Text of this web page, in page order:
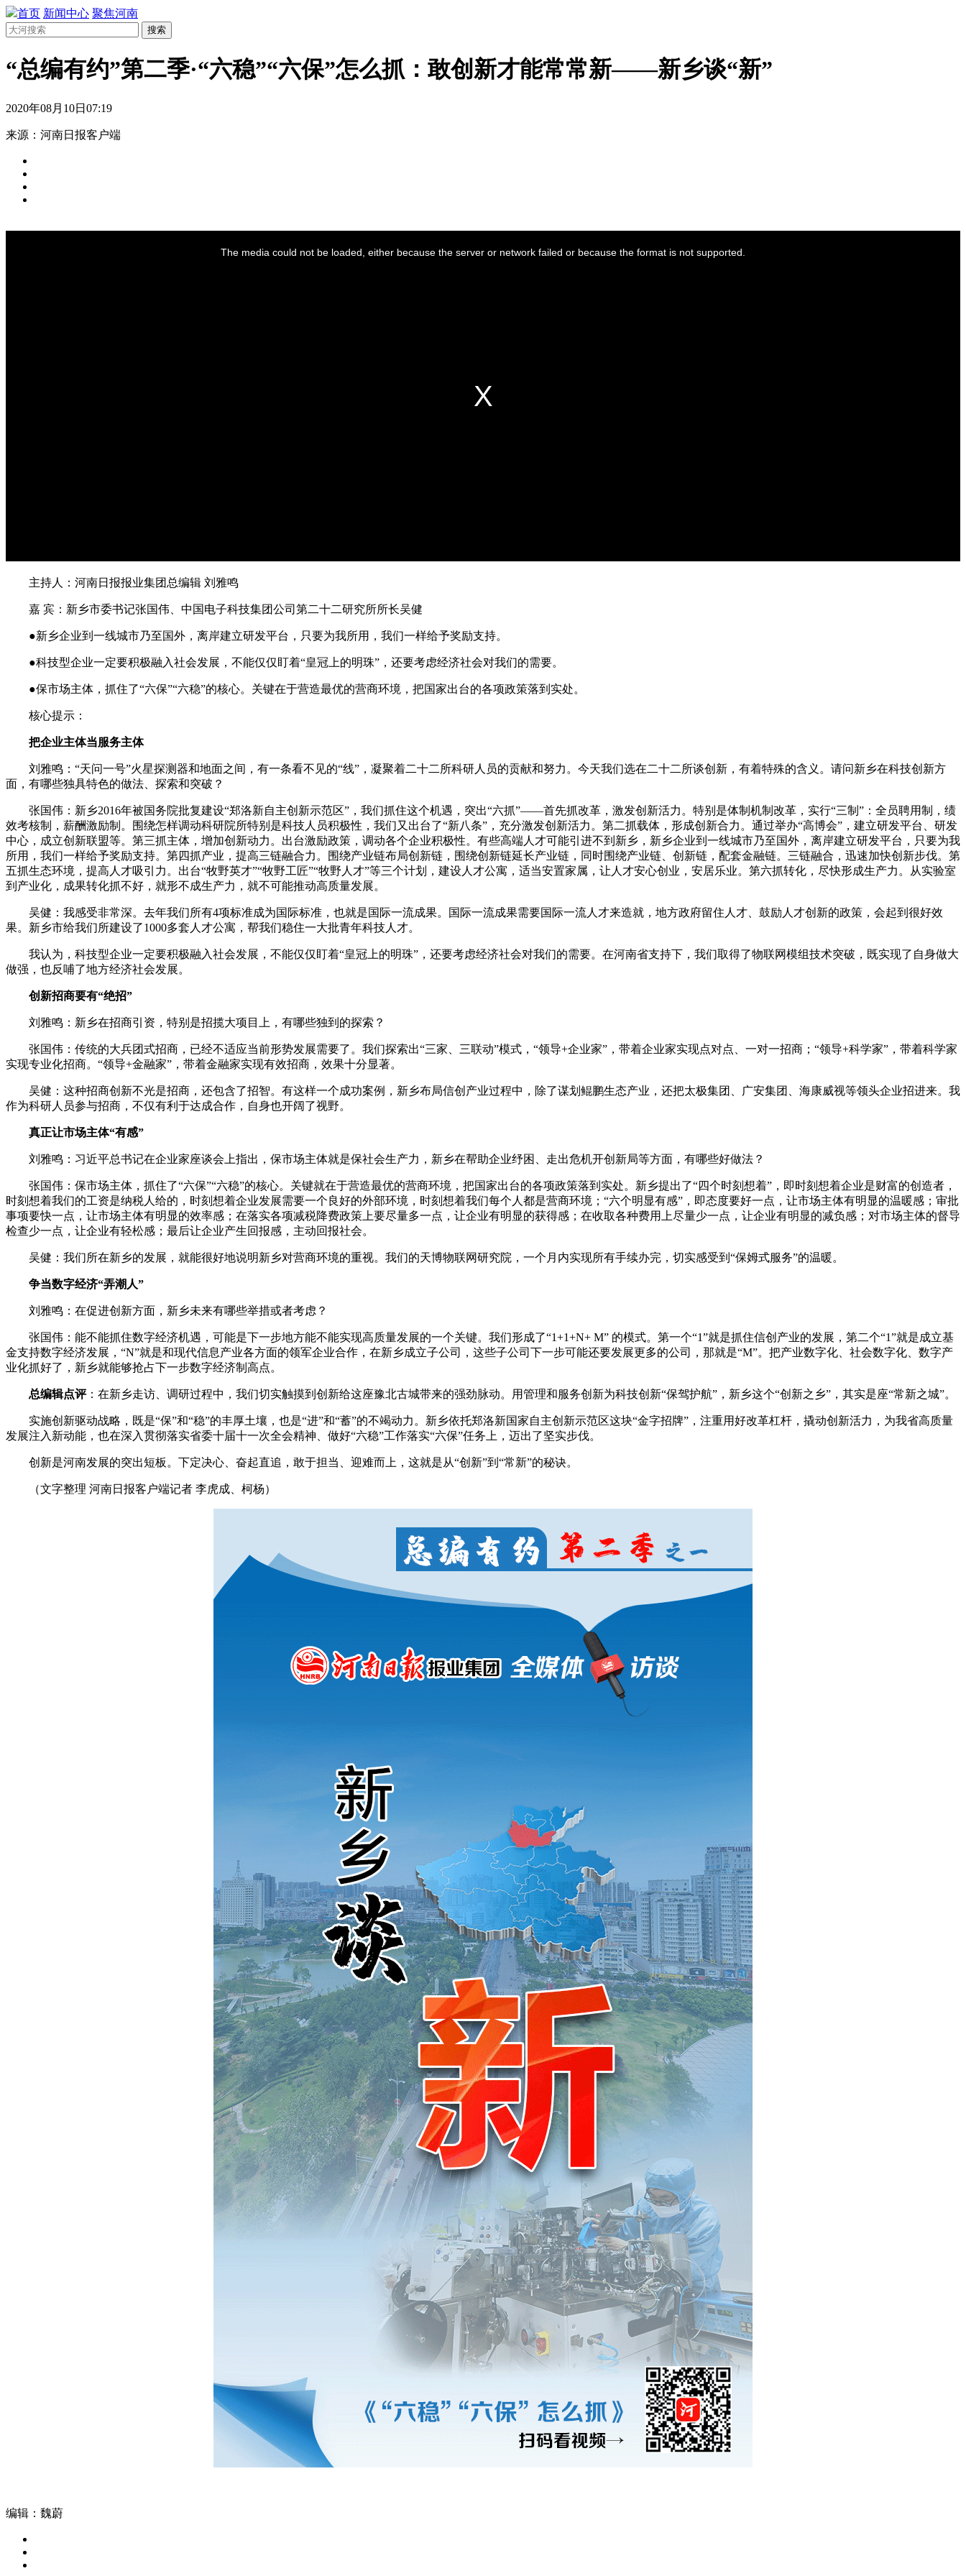
首页 新闻中心 聚焦河南
搜索
“总编有约”第二季·“六稳”“六保”怎么抓：敢创新才能常常新——新乡谈“新”
2020年08月10日07:19
来源：河南日报客户端
主持人：河南日报报业集团总编辑 刘雅鸣
嘉 宾：新乡市委书记张国伟、中国电子科技集团公司第二十二研究所所长吴健
●新乡企业到一线城市乃至国外，离岸建立研发平台，只要为我所用，我们一样给予奖励支持。
●科技型企业一定要积极融入社会发展，不能仅仅盯着“皇冠上的明珠”，还要考虑经济社会对我们的需要。
●保市场主体，抓住了“六保”“六稳”的核心。关键在于营造最优的营商环境，把国家出台的各项政策落到实处。
核心提示：
把企业主体当服务主体
刘雅鸣：“天问一号”火星探测器和地面之间，有一条看不见的“线”，凝聚着二十二所科研人员的贡献和努力。今天我们选在二十二所谈创新，有着特殊的含义。请问新乡在科技创新方
面，有哪些独具特色的做法、探索和突破？
张国伟：新乡2016年被国务院批复建设“郑洛新自主创新示范区”，我们抓住这个机遇，突出“六抓”——首先抓改革，激发创新活力。特别是体制机制改革，实行“三制”：全员聘用制，绩
效考核制，薪酬激励制。围绕怎样调动科研院所特别是科技人员积极性，我们又出台了“新八条”，充分激发创新活力。第二抓载体，形成创新合力。通过举办“高博会”，建立研发平台、研发
中心，成立创新联盟等。第三抓主体，增加创新动力。出台激励政策，调动各个企业积极性。有些高端人才可能引进不到新乡，新乡企业到一线城市乃至国外，离岸建立研发平台，只要为我
所用，我们一样给予奖励支持。第四抓产业，提高三链融合力。围绕产业链布局创新链，围绕创新链延长产业链，同时围绕产业链、创新链，配套金融链。三链融合，迅速加快创新步伐。第
五抓生态环境，提高人才吸引力。出台“牧野英才”“牧野工匠”“牧野人才”等三个计划，建设人才公寓，适当安置家属，让人才安心创业，安居乐业。第六抓转化，尽快形成生产力。从实验室
到产业化，成果转化抓不好，就形不成生产力，就不可能推动高质量发展。
吴健：我感受非常深。去年我们所有4项标准成为国际标准，也就是国际一流成果。国际一流成果需要国际一流人才来造就，地方政府留住人才、鼓励人才创新的政策，会起到很好效
果。新乡市给我们所建设了1000多套人才公寓，帮我们稳住一大批青年科技人才。
我认为，科技型企业一定要积极融入社会发展，不能仅仅盯着“皇冠上的明珠”，还要考虑经济社会对我们的需要。在河南省支持下，我们取得了物联网模组技术突破，既实现了自身做大
做强，也反哺了地方经济社会发展。
创新招商要有“绝招”
刘雅鸣：新乡在招商引资，特别是招揽大项目上，有哪些独到的探索？
张国伟：传统的大兵团式招商，已经不适应当前形势发展需要了。我们探索出“三家、三联动”模式，“领导+企业家”，带着企业家实现点对点、一对一招商；“领导+科学家”，带着科学家
实现专业化招商。“领导+金融家”，带着金融家实现有效招商，效果十分显著。
吴健：这种招商创新不光是招商，还包含了招智。有这样一个成功案例，新乡布局信创产业过程中，除了谋划鲲鹏生态产业，还把太极集团、广安集团、海康威视等领头企业招进来。我
作为科研人员参与招商，不仅有利于达成合作，自身也开阔了视野。
真正让市场主体“有感”
刘雅鸣：习近平总书记在企业家座谈会上指出，保市场主体就是保社会生产力，新乡在帮助企业纾困、走出危机开创新局等方面，有哪些好做法？
张国伟：保市场主体，抓住了“六保”“六稳”的核心。关键就在于营造最优的营商环境，把国家出台的各项政策落到实处。新乡提出了“四个时刻想着”，即时刻想着企业是财富的创造者，
时刻想着我们的工资是纳税人给的，时刻想着企业发展需要一个良好的外部环境，时刻想着我们每个人都是营商环境；“六个明显有感”，即态度要好一点，让市场主体有明显的温暖感；审批
事项要快一点，让市场主体有明显的效率感；在落实各项减税降费政策上要尽量多一点，让企业有明显的获得感；在收取各种费用上尽量少一点，让企业有明显的减负感；对市场主体的督导
检查少一点，让企业有轻松感；最后让企业产生回报感，主动回报社会。
吴健：我们所在新乡的发展，就能很好地说明新乡对营商环境的重视。我们的天博物联网研究院，一个月内实现所有手续办完，切实感受到“保姆式服务”的温暖。
争当数字经济“弄潮人”
刘雅鸣：在促进创新方面，新乡未来有哪些举措或者考虑？
张国伟：能不能抓住数字经济机遇，可能是下一步地方能不能实现高质量发展的一个关键。我们形成了“1+1+N+ M” 的模式。第一个“1”就是抓住信创产业的发展，第二个“1”就是成立基
金支持数字经济发展，“N”就是和现代信息产业各方面的领军企业合作，在新乡成立子公司，这些子公司下一步可能还要发展更多的公司，那就是“M”。把产业数字化、社会数字化、数字产
业化抓好了，新乡就能够抢占下一步数字经济制高点。
总编辑点评：在新乡走访、调研过程中，我们切实触摸到创新给这座豫北古城带来的强劲脉动。用管理和服务创新为科技创新“保驾护航”，新乡这个“创新之乡”，其实是座“常新之城”。
实施创新驱动战略，既是“保”和“稳”的丰厚土壤，也是“进”和“蓄”的不竭动力。新乡依托郑洛新国家自主创新示范区这块“金字招牌”，注重用好改革杠杆，撬动创新活力，为我省高质量
发展注入新动能，也在深入贯彻落实省委十届十一次全会精神、做好“六稳”工作落实“六保”任务上，迈出了坚实步伐。
创新是河南发展的突出短板。下定决心、奋起直追，敢于担当、迎难而上，这就是从“创新”到“常新”的秘诀。
（文字整理 河南日报客户端记者 李虎成、柯杨）
编辑：魏蔚